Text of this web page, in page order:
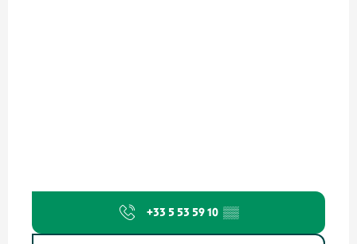
+33 5 53 59 10 ▒▒